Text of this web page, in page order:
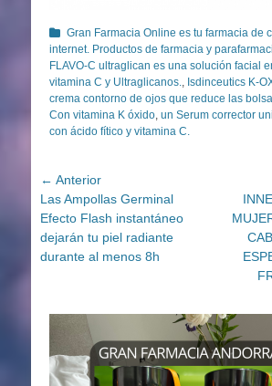
Categorías
Gran Farmacia Online es tu farmacia de
internet. Productos de farmacia y
FLAVO-C ultraglican es una solución facial
vitamina C y Ultraglicanos.
Isdinceutics K-
crema contorno de ojos que reduce las
Con vitamina K óxido un Serum corrector
con ácido fítico y vitamina C.
Navegación
de
entradas
← Anterior
Entrada
anterior:
Las Ampollas Germinal
Efecto Flash instantáneo
dejarán tu piel radiante
durante al menos 8h
Entrada
siguiente: